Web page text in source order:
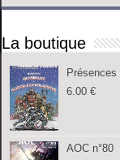
La boutique
Présences
6.00€
AOC n°80